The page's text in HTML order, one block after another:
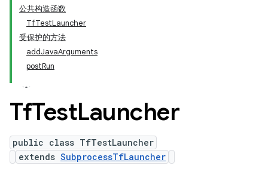
公共构造函数
TfTestLauncher
受保护的方法
addJavaArguments
postRun
TfTestLauncher
public class TfTestLauncher
extends SubprocessTfLauncher